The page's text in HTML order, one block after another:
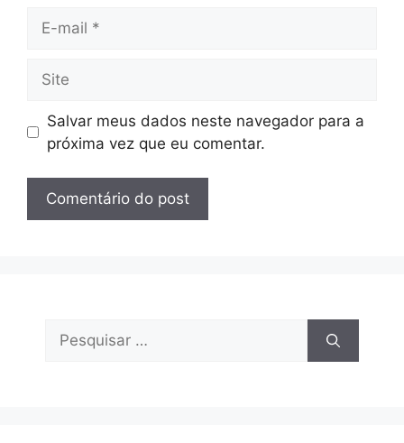
mail
Salvar meus dados neste navegador para a
próxima vez que eu comentar.
Pesquisar